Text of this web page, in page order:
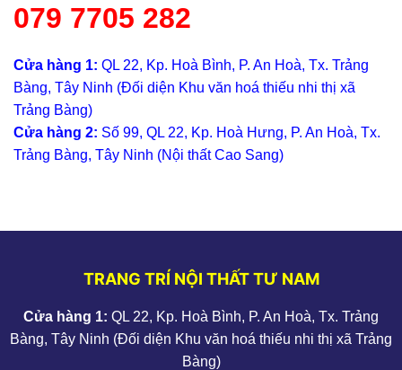
079 7705 282
Cửa hàng 1: QL 22, Kp. Hoà Bình, P. An Hoà, Tx. Trảng
Bàng, Tây Ninh (Đối diện Khu văn hoá thiếu nhi thị xã
Trảng Bàng)
Cửa hàng 2: Số 99, QL 22, Kp. Hoà Hưng, P. An Hoà, Tx.
Trảng Bàng, Tây Ninh (Nội thất Cao Sang)
TRANG TRÍ NỘI THẤT TƯ NAM
Cửa hàng 1: QL 22, Kp. Hoà Bình, P. An Hoà, Tx. Trảng
Bàng, Tây Ninh (Đối diện Khu văn hoá thiếu nhi thị xã Trảng
Bàng)